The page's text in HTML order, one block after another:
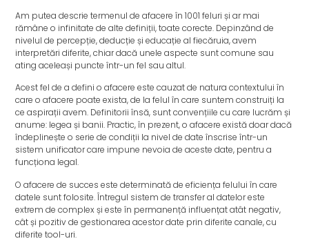
Am putea descrie termenul de afacere în 1001 feluri și ar mai
rămâne o infinitate de alte definiții, toate corecte. Depinzând de
nivelul de percepție, deducție și educație al fiecăruia, avem
interpretări diferite, chiar dacă unele aspecte sunt comune sau
ating aceleași puncte într-un fel sau altul.
Acest fel de a defini o afacere este cauzat de natura contextului în
care o afacere poate exista, de la felul în care suntem construiți la
ce aspirații avem. Definitorii însă, sunt convențiile cu care lucrăm și
anume: legea și banii. Practic, în prezent, o afacere există doar dacă
îndeplinește o serie de condiții la nivel de date înscrise într-un
sistem unificator care impune nevoia de aceste date, pentru a
funcționa legal.
O afacere de succes este determinată de eficiența felului în care
datele sunt folosite. Întregul sistem de transfer al datelor este
extrem de complex și este în permanență influențat atât negativ,
cât și pozitiv de gestionarea acestor date prin diferite canale, cu
diferite tool-uri.